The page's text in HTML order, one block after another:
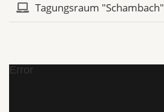
Tagungsraum "Schambach"
Error